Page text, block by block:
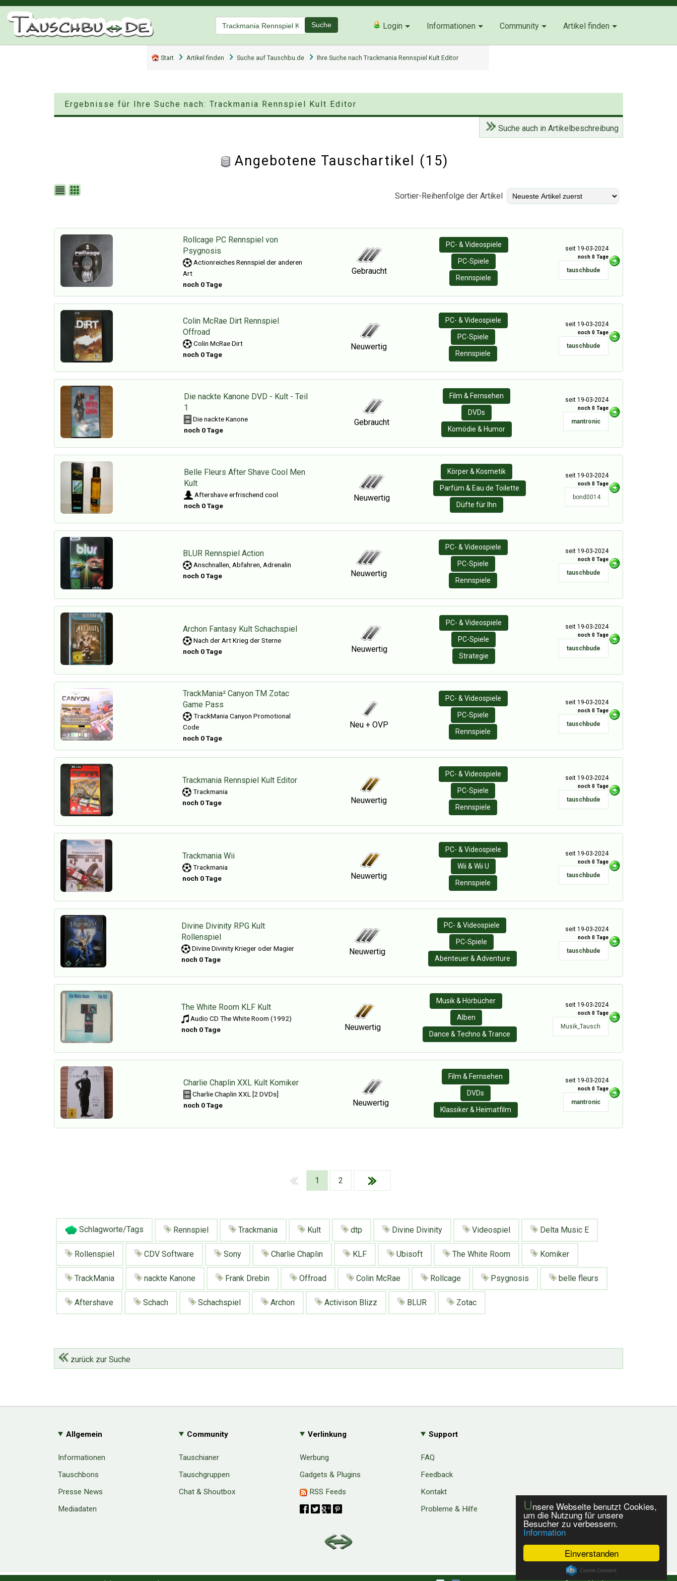
Einverstanden
Unsere Webseite benutzt Cookies,
um die Nutzung für unsere
Besucher zu verbessern.
Information
Suche Login Informationen Community Artikel finden
Start Artikel finden Suche auf Tauschbu.de Ihre Suche nach Trackmania Rennspiel Kult Editor
Ergebnisse für Ihre Suche nach: Trackmania Rennspiel Kult Editor
Suche auch in Artikelbeschreibung
Angebotene Tauschartikel (15)
Sortier-Reihenfolge der Artikel
Rollcage PC Rennspiel von
Psygnosis
Actionreiches Rennspiel der anderen
Art
noch 0 Tage
Gebraucht
PC- & Videospiele
PC-Spiele
Rennspiele
seit 19-03-2024
noch 0 Tage
tauschbude
Colin McRae Dirt Rennspiel
Offroad
Colin McRae Dirt
noch 0 Tage
Neuwertig
PC- & Videospiele
PC-Spiele
Rennspiele
seit 19-03-2024
noch 0 Tage
tauschbude
Die nackte Kanone DVD - Kult - Teil
1
Die nackte Kanone
noch 0 Tage
Gebraucht
Film & Fernsehen
DVDs
Komödie & Humor
seit 19-03-2024
noch 0 Tage
mantronic
Belle Fleurs After Shave Cool Men
Kult
Aftershave erfrischend cool
noch 0 Tage
Neuwertig
Körper & Kosmetik
Parfüm & Eau de Toilette
Düfte für Ihn
seit 19-03-2024
noch 0 Tage
bond0014
BLUR Rennspiel Action
Anschnallen, Abfahren, Adrenalin
noch 0 Tage
Neuwertig
PC- & Videospiele
PC-Spiele
Rennspiele
seit 19-03-2024
noch 0 Tage
tauschbude
Archon Fantasy Kult Schachspiel
Nach der Art Krieg der Sterne
noch 0 Tage
Neuwertig
PC- & Videospiele
PC-Spiele
Strategie
seit 19-03-2024
noch 0 Tage
tauschbude
TrackMania² Canyon TM Zotac
Game Pass
TrackMania Canyon Promotional
Code
noch 0 Tage
Neu + OVP
PC- & Videospiele
PC-Spiele
Rennspiele
seit 19-03-2024
noch 0 Tage
tauschbude
Trackmania Rennspiel Kult Editor
Trackmania
noch 0 Tage
Neuwertig
PC- & Videospiele
PC-Spiele
Rennspiele
seit 19-03-2024
noch 0 Tage
tauschbude
Trackmania Wii
Trackmania
noch 0 Tage
Neuwertig
PC- & Videospiele
Wii & Wii U
Rennspiele
seit 19-03-2024
noch 0 Tage
tauschbude
Divine Divinity RPG Kult
Rollenspiel
Divine Divinity Krieger oder Magier
noch 0 Tage
Neuwertig
PC- & Videospiele
PC-Spiele
Abenteuer & Adventure
seit 19-03-2024
noch 0 Tage
tauschbude
The White Room KLF Kult
Audio CD The White Room (1992)
noch 0 Tage
Neuwertig
Musik & Hörbücher
Alben
Dance & Techno & Trance
seit 19-03-2024
noch 0 Tage
Musik_Tausch
Charlie Chaplin XXL Kult Komiker
Charlie Chaplin XXL [2 DVDs]
noch 0 Tage
Neuwertig
Film & Fernsehen
DVDs
Klassiker & Heimatfilm
seit 19-03-2024
noch 0 Tage
mantronic
1 2
Schlagworte/Tags Rennspiel Trackmania Kult dtp Divine Divinity Videospiel Delta Music E
Rollenspiel CDV Software Sony Charlie Chaplin KLF Ubisoft The White Room Komiker
TrackMania nackte Kanone Frank Drebin Offroad Colin McRae Rollcage Psygnosis belle fleurs
Aftershave Schach Schachspiel Archon Activison Blizz BLUR Zotac
zurück zur Suche
Allgemein
Informationen
Tauschbons
Presse News
Mediadaten
Community
Tauschianer
Tauschgruppen
Chat & Shoutbox
Verlinkung
Werbung
Gadgets & Plugins
RSS Feeds
Support
FAQ
Feedback
Kontakt
Probleme & Hilfe